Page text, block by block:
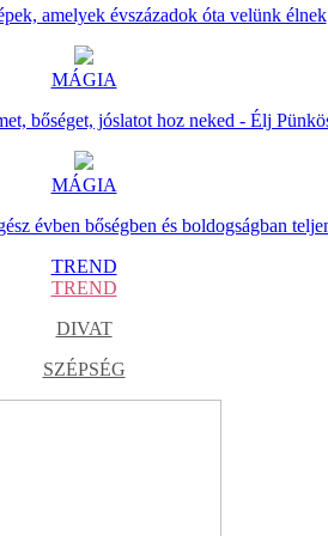
amelyek évszázadok óta velünk élnek
MÁGIA
bőséget, jóslatot hoz neked - Élj
MÁGIA
évben bőségben és boldogságban
TREND
TREND
DIVAT
SZÉPSÉG